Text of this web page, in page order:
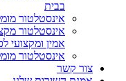
אינסטלטור מומלץ |
אינסטלטור מקצוען –
אמין ומקצועי לכל בעיה
אינסטלטור מומלץ
קשר